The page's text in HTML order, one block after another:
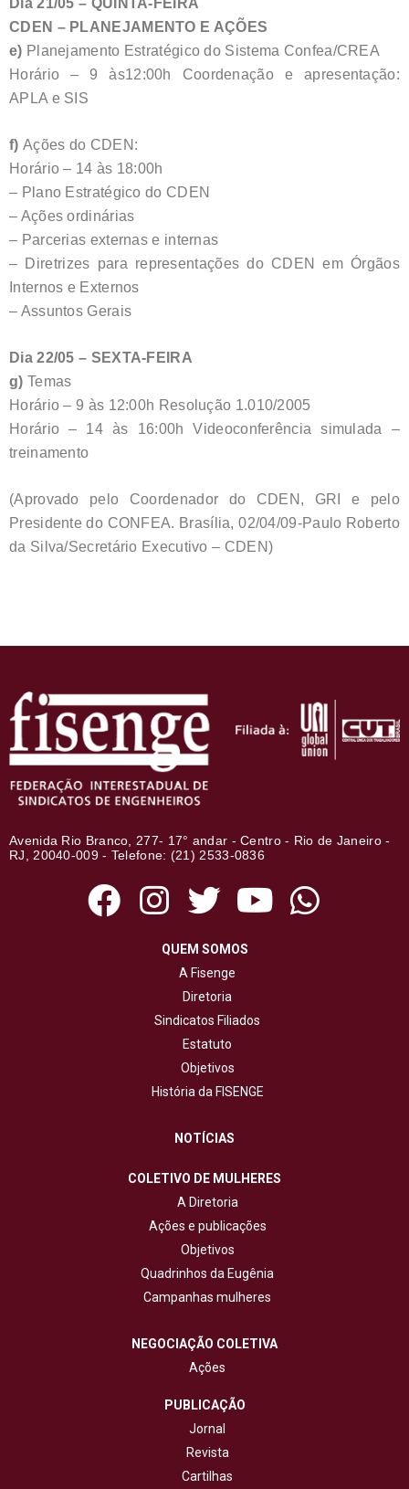
CDEN – PLANEJAMENTO E AÇÕES
e) Planejamento Estratégico do Sistema Confea/CREA
Horário – 9 às12:00h Coordenação e apresentação:
APLA e SIS
f) Ações do CDEN:
Horário – 14 às 18:00h
– Plano Estratégico do CDEN
– Ações ordinárias
– Parcerias externas e internas
– Diretrizes para representações do CDEN em Órgãos
Internos e Externos
– Assuntos Gerais
Dia 22/05 – SEXTA-FEIRA
g) Temas
Horário – 9 às 12:00h Resolução 1.010/2005
Horário – 14 às 16:00h Videoconferência simulada –
treinamento
(Aprovado pelo Coordenador do CDEN, GRI e pelo
Presidente do CONFEA. Brasília, 02/04/09-Paulo Roberto
da Silva/Secretário Executivo – CDEN)
Avenida Rio Branco, 277- 17° andar - Centro - Rio de Janeiro -
RJ, 20040-009 - Telefone: (21) 2533-0836
QUEM SOMOS
A Fisenge
Diretoria
Sindicatos Filiados
Estatuto
Objetivos
História da FISENGE
NOTÍCIAS
COLETIVO DE MULHERES
A Diretoria
Ações e publicações
Objetivos
Quadrinhos da Eugênia
Campanhas mulheres
NEGOCIAÇÃO COLETIVA
Ações
PUBLICAÇÃO
Jornal
Revista
Cartilhas